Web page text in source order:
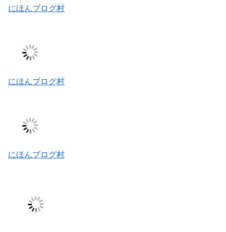
にほんブログ村
にほんブログ村
にほんブログ村